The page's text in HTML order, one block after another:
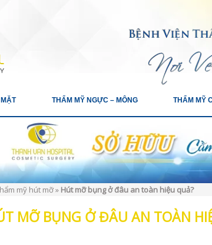
THẨM MỸ NGỰC – MÔNG THẨM MỸ
mỹ hút mỡ» Hút mỡ bụng ở đâu an toàn hiệu quả?
MỠ BỤNG Ở ĐÂU AN TOÀN